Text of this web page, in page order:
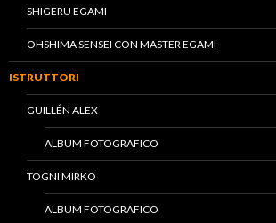
SHIGERU EGAMI
OHSHIMA SENSEI CON MASTER EGAMI
ISTRUTTORI
GUILLÉN ALEX
ALBUM FOTOGRAFICO
TOGNI MIRKO
ALBUM FOTOGRAFICO